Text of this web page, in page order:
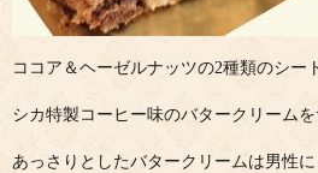
ココア＆ヘーゼルナッツの2種類のシー
シカ特製コーヒー味のバタークリームを
あっさりとしたバタークリームは男性に